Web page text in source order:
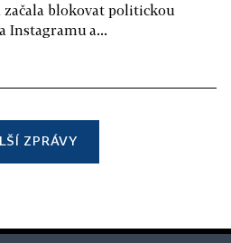
začala blokovat politickou
Instagramu a...
ZPRÁVY